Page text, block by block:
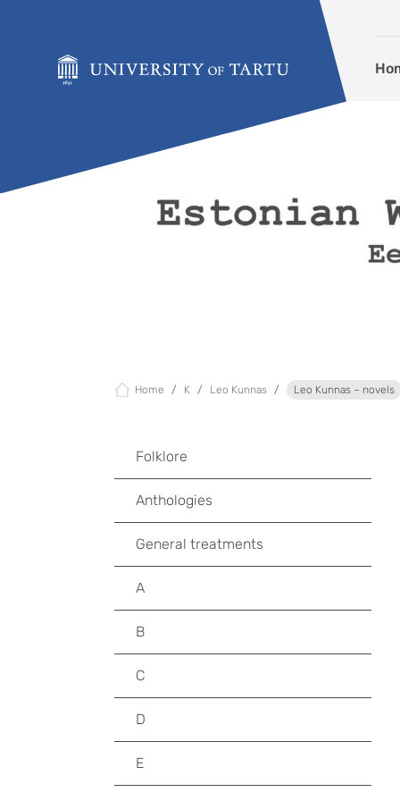
Home K Leo Kunnas Leo Kunnas – novels
Folklore
Anthologies
General treatments
A
B
C
D
E